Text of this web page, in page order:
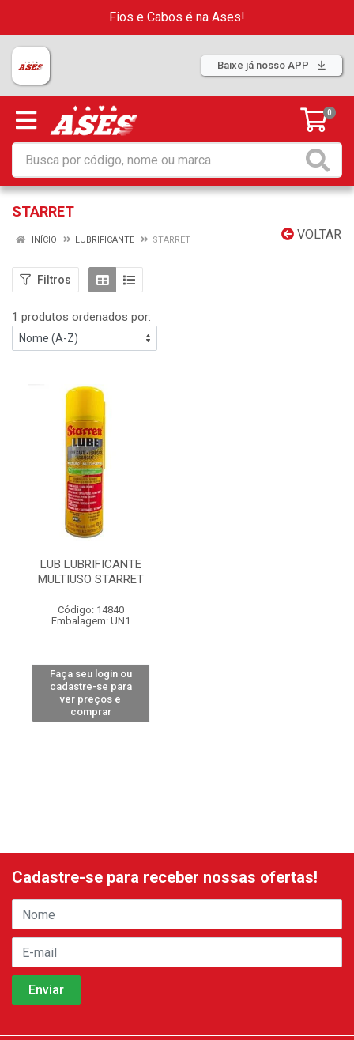
Fios e Cabos é na Ases!
Baixe já nosso APP
0
STARRET
VOLTAR
INÍCIO LUBRIFICANTE STARRET
Filtros
1 produtos ordenados por:
LUB LUBRIFICANTE
MULTIUSO STARRET
Código: 14840
Embalagem: UN1
Faça seu login ou
cadastre-se para
ver preços e
comprar
Cadastre-se para receber nossas ofertas!